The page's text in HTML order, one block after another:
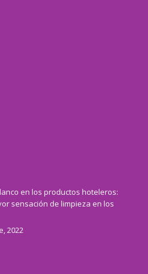
en los productos hoteleros:
sensación de limpieza en los
2022